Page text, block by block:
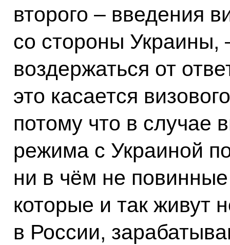
второго – введения
со стороны
воздержаться от
это касается
потому что в случае
режима с Украиной
ни в чём не
которые и так живут
в России,